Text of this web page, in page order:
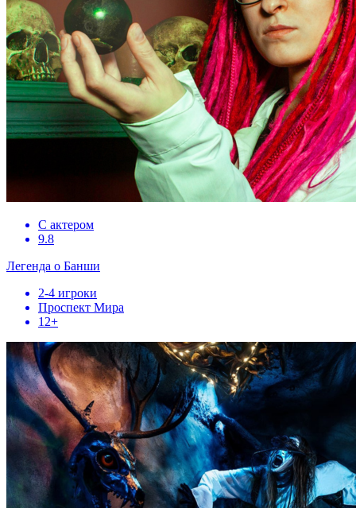
С актером
9.8
Легенда о Банши
2-4 игроки
Проспект Мира
12+